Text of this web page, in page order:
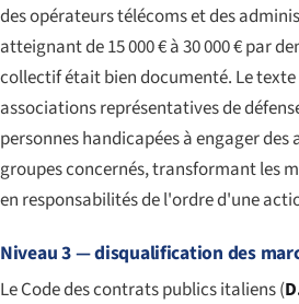
des opérateurs télécoms et des
atteignant de 15 000 € à 30 000 € par
collectif était bien documenté. Le
associations représentatives de
personnes handicapées à engager des
groupes concernés, transformant les
en responsabilités de l'ordre d'une
Niveau 3 — disqualification des
Le Code des contrats publics italiens (